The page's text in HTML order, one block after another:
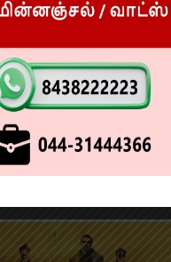
விமர்சனம் RATING 3.4/5
சாமி’ விமர்சனம் RATING 3.9/5